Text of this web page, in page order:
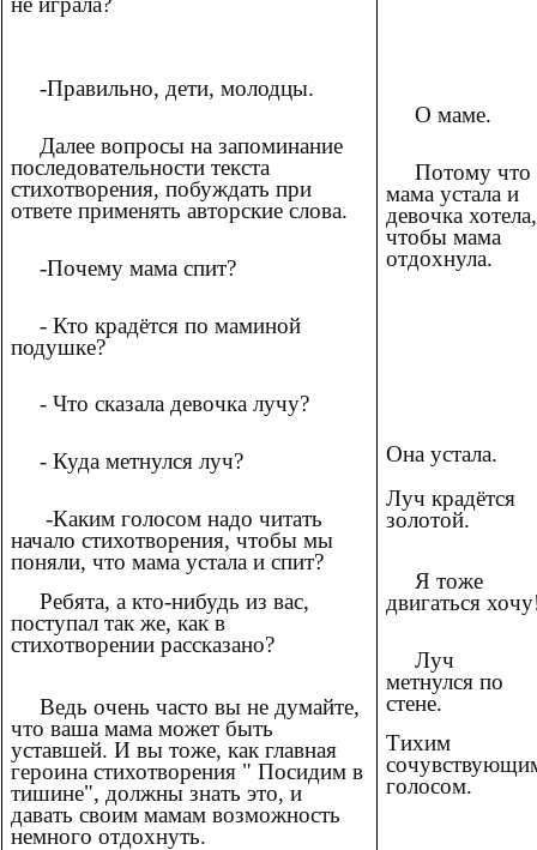
-Правильно, дети, молодцы.
Далее вопросы на запоминание
последовательности текста
стихотворения, побуждать при
ответе применять авторские слова.
-Почему мама спит?
- Кто крадётся по маминой
подушке?
- Что сказала девочка лучу?
- Куда метнулся луч?
-Каким голосом надо читать
начало стихотворения, чтобы мы
поняли, что мама устала и спит?
Ребята, а кто-нибудь из вас,
поступал так же, как в
стихотворении рассказано?
Ведь очень часто вы не думайте,
что ваша мама может быть
уставшей. И вы тоже, как главная
героина стихотворения " Посидим в
тишине", должны знать это, и
давать своим мамам возможность
немного отдохнуть.
О маме.
Потому что
мама устала и
девочка хотела,
чтобы мама
отдохнула.
Она устала.
Луч крадётся
золотой.
Я тоже
двигаться
Луч
метнулся по
стене.
Тихим
голосом.